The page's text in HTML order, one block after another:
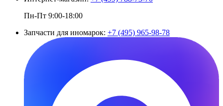
Пн-Пт 9:00-18:00
Запчасти для иномарок: +7 (495) 965-98-78